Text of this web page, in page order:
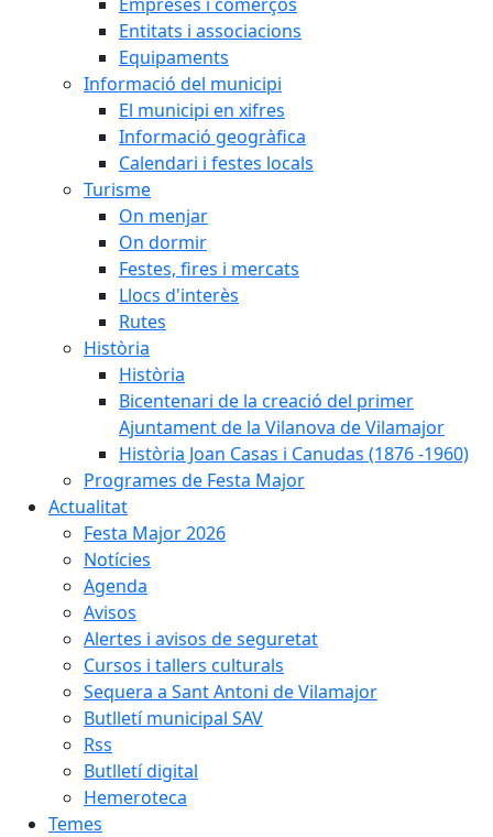
Entitats i associacions
Equipaments
Informació del municipi
El municipi en xifres
Informació geogràfica
Calendari i festes locals
Turisme
On menjar
On dormir
Festes, fires i mercats
Llocs d'interès
Rutes
Història
Història
Bicentenari de la creació del primer
Ajuntament de la Vilanova de Vilamajor
Història Joan Casas i Canudas (1876 -1960)
Programes de Festa Major
Actualitat
Festa Major 2026
Notícies
Agenda
Avisos
Alertes i avisos de seguretat
Cursos i tallers culturals
Sequera a Sant Antoni de Vilamajor
Butlletí municipal SAV
Rss
Butlletí digital
Hemeroteca
Temes